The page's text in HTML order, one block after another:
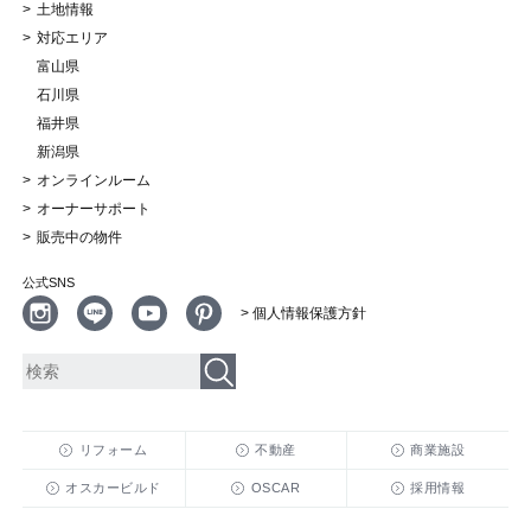
土地情報
対応エリア
富山県
石川県
福井県
新潟県
オンラインルーム
オーナーサポート
販売中の物件
公式SNS
> 個人情報保護方針
リフォーム 不動産 商業施設
オスカービルド OSCAR 採用情報